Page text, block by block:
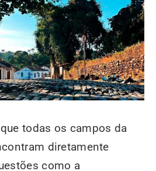
todas os campos da
diretamente
como a